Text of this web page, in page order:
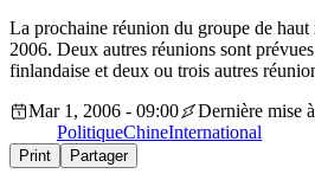
La prochaine réunion du groupe de
2006. Deux autres réunions sont
finlandaise et deux ou trois autres
Mar 1, 2006 - 09:00
Dernière mise
PolitiqueChineInternational
Print Partager